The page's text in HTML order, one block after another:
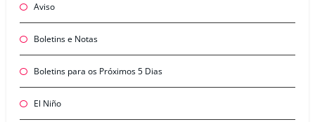
Aviso
Boletins e Notas
Boletins para os Próximos 5 Dias
El Niño